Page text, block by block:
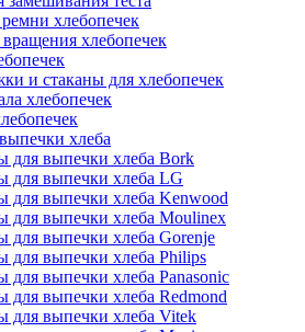
хлебопечек
хлебопечек
и стаканы для хлебопечек
хлебопечек
хлеба
для выпечки хлеба Bork
для выпечки хлеба LG
для выпечки хлеба Kenwood
для выпечки хлеба Moulinex
для выпечки хлеба Gorenje
для выпечки хлеба Philips
выпечки хлеба Panasonic
для выпечки хлеба Redmond
для выпечки хлеба Vitek